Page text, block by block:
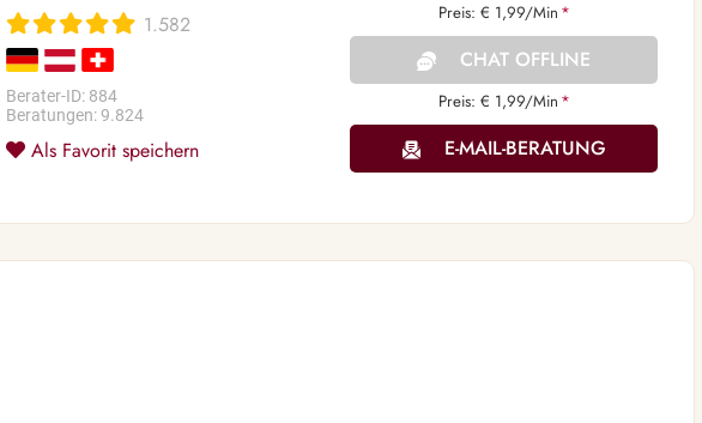
1.582
Berater-ID: 884
Beratungen: 9.824
Als Favorit speichern
Preis: € 1,99/Min *
CHAT OFFLINE
Preis: € 1,99/Min *
E-MAIL-BERATUNG